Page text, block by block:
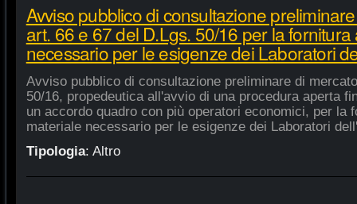
Avviso pubblico di consultazione
art. 66 e 67 del D.Lgs. 50/16 per la
necessario per le esigenze dei Laboratori
Avviso pubblico di consultazione preliminare di
50/16, propedeutica all'avvio di una procedura aperta
un accordo quadro con più operatori economici, per la
materiale necessario per le esigenze dei Laboratori
Tipologia: Altro